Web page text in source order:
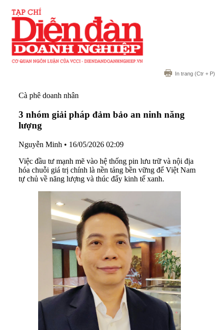
In trang (Ctr + P)
Cà phê doanh nhân
3 nhóm giải pháp đảm bảo an ninh năng
lượng
Nguyễn Minh • 16/05/2026 02:09
Việc đầu tư mạnh mẽ vào hệ thống pin lưu trữ và nội địa
hóa chuỗi giá trị chính là nền tảng bền vững để Việt Nam
tự chủ về năng lượng và thúc đẩy kinh tế xanh.